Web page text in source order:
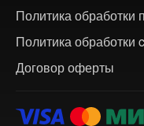
Политика
Политика обработки
Договор оферты